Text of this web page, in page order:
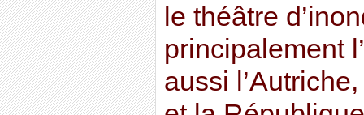
le théâtre
principalement
aussi